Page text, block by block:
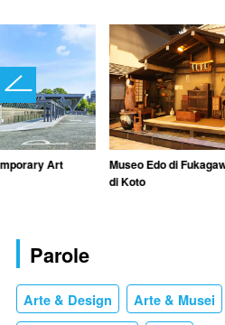
Art
Museo Edo di
di Koto
Parole
Arte & Design Arte & Musei